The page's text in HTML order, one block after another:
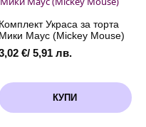
5
броя
Комплект Украса за торта
Мики Маус (Mickey Mouse)
€/ 5,91 лв.
КУПИ